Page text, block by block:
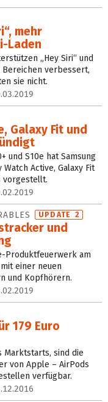
mehr
Laden
„Hey Siri“ und
Bereichen verbessert,
sie nicht.
Galaxy Fit und
und S10e hat Samsung
Active, Galaxy Fit
vorgestellt.
UPDATE 2
und
Produktfeuerwerk am
einer neuen
und Kopfhörern.
179 Euro
Marktstarts, sind die
von Apple – AirPods
verfügbar.